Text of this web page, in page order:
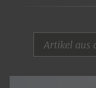
Artikel aus